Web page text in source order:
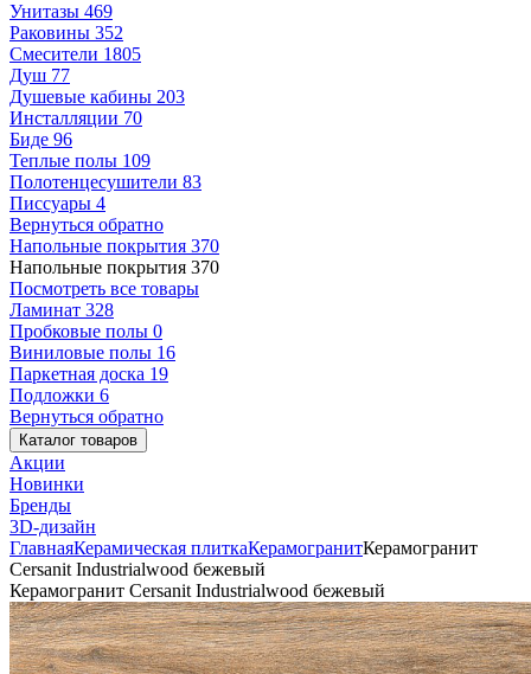
Унитазы 469
Раковины 352
Смесители 1805
Душ 77
Душевые кабины 203
Инсталляции 70
Биде 96
Теплые полы 109
Полотенцесушители 83
Писсуары 4
Вернуться обратно
Напольные покрытия 370
Напольные покрытия 370
Посмотреть все товары
Ламинат 328
Пробковые полы 0
Виниловые полы 16
Паркетная доска 19
Подложки 6
Вернуться обратно
Каталог товаров
Акции
Новинки
Бренды
3D-дизайн
ГлавнаяКерамическая плиткаКерамогранитКерамогранит
Cersanit Industrialwood бежевый
Керамогранит Cersanit Industrialwood бежевый